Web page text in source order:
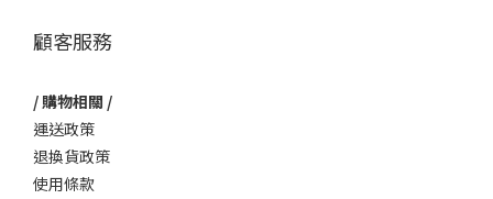
顧客服務
/ 購物相關 /
運送政策
退換貨政策
使用條款